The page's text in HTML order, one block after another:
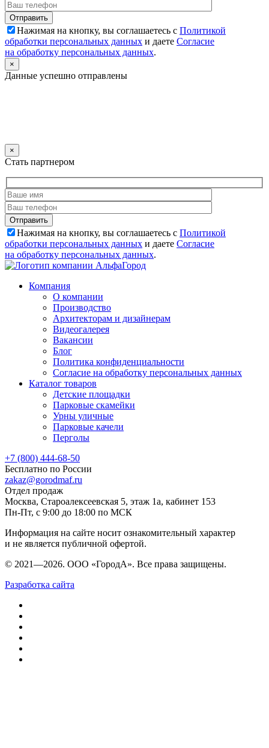
Нажимая на кнопку, вы соглашаетесь с Политикой
обработки персональных данных и даете Согласие
на обработку персональных данных.
×
Данные успешно отправлены
×
Стать партнером
Нажимая на кнопку, вы соглашаетесь с Политикой
обработки персональных данных и даете Согласие
на обработку персональных данных.
Компания
О компании
Производство
Архитекторам и дизайнерам
Видеогалерея
Вакансии
Блог
Политика конфиденциальности
Согласие на обработку персональных данных
Каталог товаров
Детские площадки
Парковые скамейки
Урны уличные
Парковые качели
Перголы
+7 (800) 444-68-50
Бесплатно по России
zakaz@gorodmaf.ru
Отдел продаж
Москва, Староалексеевская 5, этаж 1а, кабинет 153
Пн-Пт, с 9:00 до 18:00 по МСК
Информация на сайте носит ознакомительный характер
и не является публичной офертой.
© 2021—2026. ООО «ГородА». Все права защищены.
Разработка сайта